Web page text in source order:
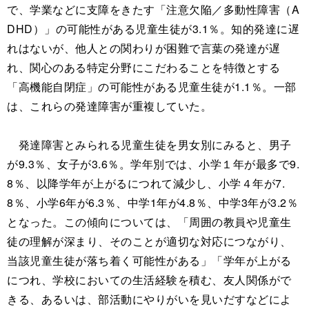
で、学業などに支障をきたす「注意欠陥／多動性障害（A
DHD）」の可能性がある児童生徒が3.1％。知的発達に遅
れはないが、他人との関わりが困難で言葉の発達が遅
れ、関心のある特定分野にこだわることを特徴とする
「高機能自閉症」の可能性がある児童生徒が1.1％。一部
は、これらの発達障害が重複していた。
発達障害とみられる児童生徒を男女別にみると、男子
が9.3％、女子が3.6％。学年別では、小学１年が最多で9.
8％、以降学年が上がるにつれて減少し、小学４年が7.
8％、小学6年が6.3％、中学1年が4.8％、中学3年が3.2％
となった。この傾向については、「周囲の教員や児童生
徒の理解が深まり、そのことが適切な対応につながり、
当該児童生徒が落ち着く可能性がある」「学年が上がる
につれ、学校においての生活経験を積む、友人関係がで
きる、あるいは、部活動にやりがいを見いだすなどによ